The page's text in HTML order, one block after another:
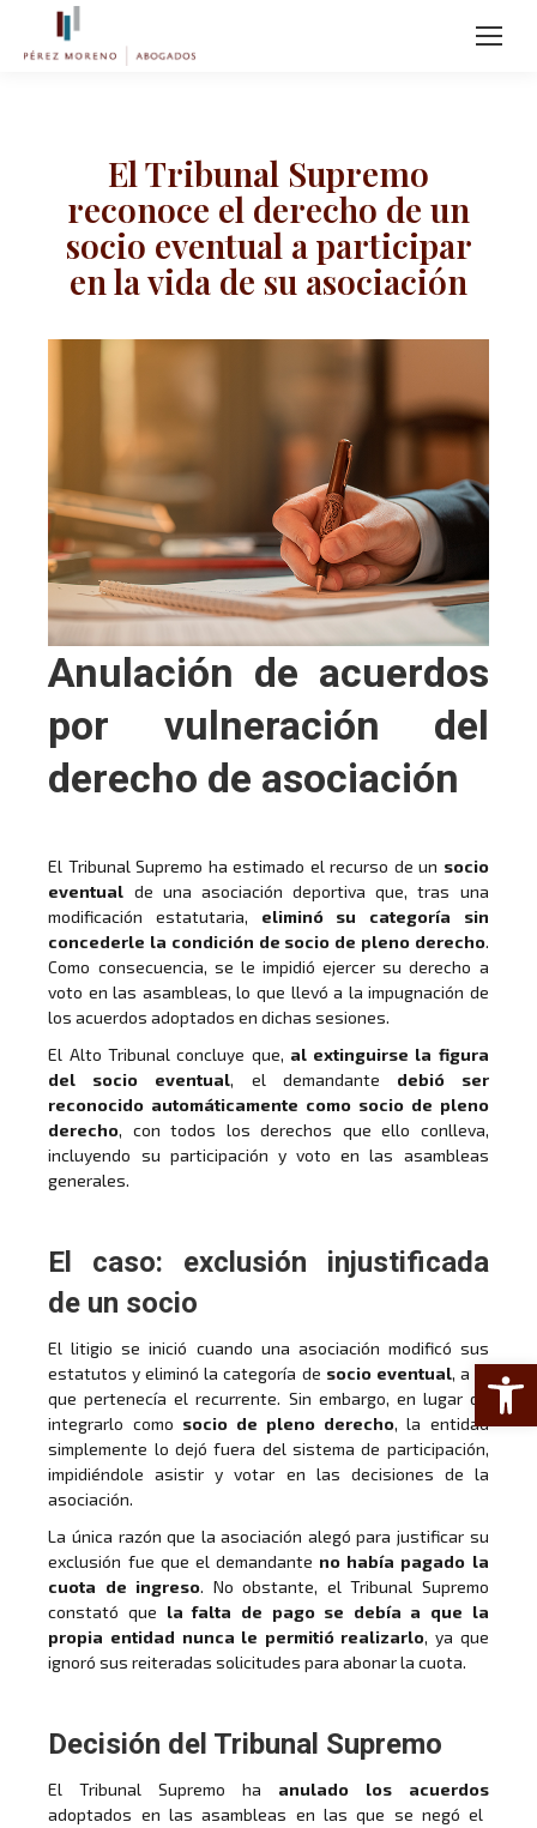
Abrir
El Tribunal Supremo
reconoce el derecho de un
socio eventual a participar
en la vida de su asociación
Anulación de acuerdos
por vulneración del
derecho de asociación
El Tribunal Supremo ha estimado el recurso de un socio
eventual de una asociación deportiva que, tras una
modificación estatutaria, eliminó su categoría sin
concederle la condición de socio de pleno derecho.
Como consecuencia, se le impidió ejercer su derecho a
voto en las asambleas, lo que llevó a la impugnación de
los acuerdos adoptados en dichas sesiones.
El Alto Tribunal concluye que, al extinguirse la figura
del socio eventual, el demandante debió ser
reconocido automáticamente como socio de pleno
derecho, con todos los derechos que ello conlleva,
incluyendo su participación y voto en las asambleas
generales.
El caso: exclusión injustificada
de un socio
El litigio se inició cuando una asociación modificó sus
estatutos y eliminó la categoría de socio eventual, a la
que pertenecía el recurrente. Sin embargo, en lugar de
integrarlo como socio de pleno derecho, la entidad
simplemente lo dejó fuera del sistema de participación,
impidiéndole asistir y votar en las decisiones de la
asociación.
La única razón que la asociación alegó para justificar su
exclusión fue que el demandante no había pagado la
cuota de ingreso. No obstante, el Tribunal Supremo
constató que la falta de pago se debía a que la
propia entidad nunca le permitió realizarlo, ya que
ignoró sus reiteradas solicitudes para abonar la cuota.
Decisión del Tribunal Supremo
El Tribunal Supremo ha anulado los acuerdos
adoptados en las asambleas en las que se negó el